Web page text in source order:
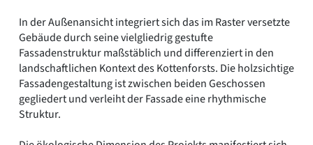
In der Außenansicht integriert sich das im Raster versetzte
Gebäude durch seine vielgliedrig gestufte
Fassadenstruktur maßstäblich und differenziert in den
landschaftlichen Kontext des Kottenforsts. Die holzsichtige
Fassadengestaltung ist zwischen beiden Geschossen
gegliedert und verleiht der Fassade eine rhythmische
Struktur.